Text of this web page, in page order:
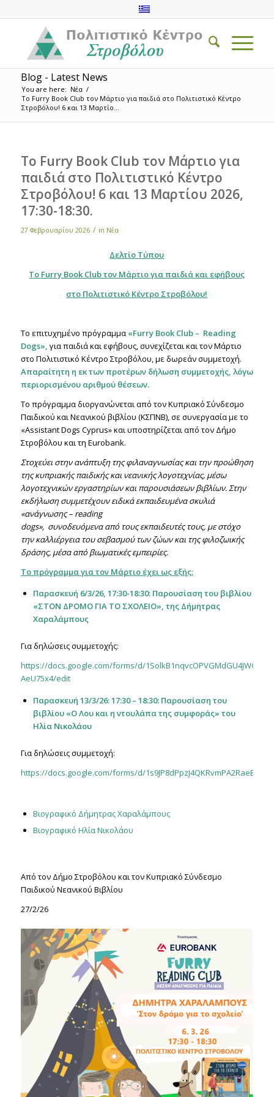
Blog - Latest News
You are here: Νέα /
Το Furry Book Club τον Μάρτιο για παιδιά στο Πολιτιστικό Κέντρο
Στροβόλου! 6 και 13 Μαρτίο...
Το Furry Book Club τον Μάρτιο για
παιδιά στο Πολιτιστικό Κέντρο
Στροβόλου! 6 και 13 Μαρτίου 2026,
17:30-18:30.
27 Φεβρουαρίου 2026 / in Νέα
Δελτίο Τύπου
Το Furry Book Club τον Μάρτιο για παιδιά και εφήβους
στο Πολιτιστικό Κέντρο Στροβόλου!
Το επιτυχημένο πρόγραμμα «Furry Book Club – Reading
Dogs»,για παιδιά και εφήβους, συνεχίζεται και τον Μάρτιο
στο Πολιτιστικό Κέντρο Στροβόλου, με δωρεάν συμμετοχή.
Απαραίτητη η εκ των προτέρων δήλωση συμμετοχής, λόγω
περιορισμένου αριθμού θέσεων.
Το πρόγραμμα διοργανώνεται από τον Κυπριακό Σύνδεσμο
Παιδικού και Νεανικού βιβλίου (ΚΣΠΝΒ), σε συνεργασία με το
«Assistant Dogs Cyprus» και υποστηρίζεται από τον Δήμο
Στροβόλου και τη Eurobank.
Στοχεύει στην ανάπτυξη της φιλαναγνωσίας και την προώθηση
της κυπριακής παιδικής και νεανικής λογοτεχνίας, μέσω
λογοτεχνικών εργαστηρίων και παρουσιάσεων βιβλίων. Στην
εκδήλωση συμμετέχουν ειδικά εκπαιδευμένα σκυλιά
«ανάγνωσης – reading
dogs», συνοδευόμενα από τους εκπαιδευτές τους, με στόχο
την καλλιέργεια του σεβασμού των ζώων και της φιλοζωικής
δράσης, μέσα από βιωματικές εμπειρίες.
Το πρόγραμμα για τον Μάρτιο έχει ως εξής:
Παρασκευή 6/3/26, 17:30-18:30: Παρουσίαση του βιβλίου
«ΣΤΟΝ ΔΡΟΜΟ ΓΙΑ ΤΟ ΣΧΟΛΕΙΟ», της Δήμητρας
Χαραλάμπους
Για δηλώσεις συμμετοχής:
https://docs.google.com/forms/d/
AeU75x4/edit
Παρασκευή 13/3/26: 17:30 – 18:30: Παρουσίαση του
βιβλίου «Ο Λου και η ντουλάπα της συμφοράς» του
Ηλία Νικολάου
Για δηλώσεις συμμετοχή:
https://docs.google.com/forms/d/
Βιογραφικό Δήμητρας Χαραλάμπους
Βιογραφικό Ηλία Νικολάου
Από τον Δήμο Στροβόλου και τον Κυπριακό Σύνδεσμο
Παιδικού Νεανικού Βιβλίου
27/2/26